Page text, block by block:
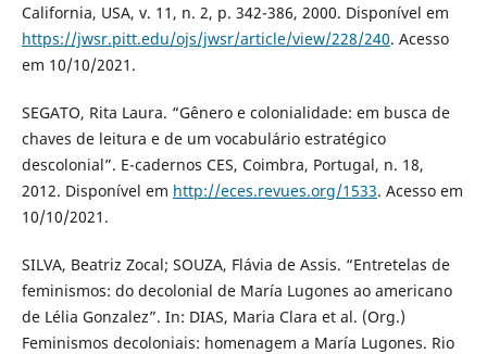
California, USA, v. 11, n. 2, p. 342-386, 2000. Disponível em
https://jwsr.pitt.edu/ojs/jwsr/article/view/228/240. Acesso
em 10/10/2021.
SEGATO, Rita Laura. “Gênero e colonialidade: em busca de
chaves de leitura e de um vocabulário estratégico
descolonial”. E-cadernos CES, Coimbra, Portugal, n. 18,
2012. Disponível em http://eces.revues.org/1533. Acesso em
10/10/2021.
SILVA, Beatriz Zocal; SOUZA, Flávia de Assis. “Entretelas de
feminismos: do decolonial de María Lugones ao americano
de Lélia Gonzalez”. In: DIAS, Maria Clara et al. (Org.)
Feminismos decoloniais: homenagem a María Lugones. Rio